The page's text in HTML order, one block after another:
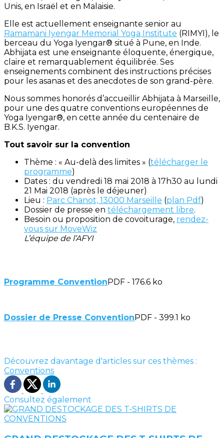
Unis, en Israël et en Malaisie.
Elle est actuellement enseignante senior au
Ramamani Iyengar Memorial Yoga Institute (RIMYI), le
berceau du Yoga Iyengar® situé à Pune, en Inde.
Abhijata est une enseignante éloquente, énergique,
claire et remarquablement équilibrée. Ses
enseignements combinent des instructions précises
pour les asanas et des anecdotes de son grand-père.
Nous sommes honorés d’accueillir Abhijata à Marseille,
pour une des quatre conventions européennes de
Yoga Iyengar®, en cette année du centenaire de
B.K.S. Iyengar.
Tout savoir sur la convention
Thème : « Au-delà des limites » (télécharger le
programme)
Dates : du vendredi 18 mai 2018 à 17h30 au lundi
21 Mai 2018 (après le déjeuner)
Lieu : Parc Chanot, 13000 Marseille (plan Pdf)
Dossier de presse en téléchargement libre.
Besoin ou proposition de covoiturage, rendez-
vous sur MoveWiz
L’équipe de l’AFYI
Programme Convention PDF - 176.6 ko
Dossier de Presse Convention PDF - 399.1 ko
Découvrez davantage d'articles sur ces thèmes :
Conventions
Consultez également